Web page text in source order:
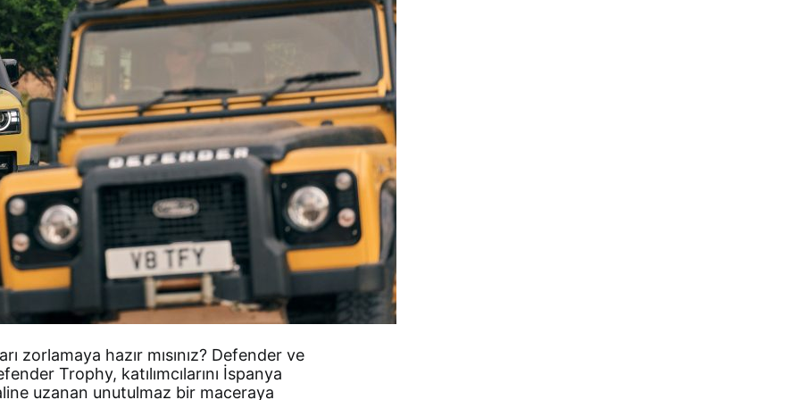
zorlamaya hazır mısınız? Defender ve
Trophy, katılımcılarını İspanya
uzanan unutulmaz bir maceraya